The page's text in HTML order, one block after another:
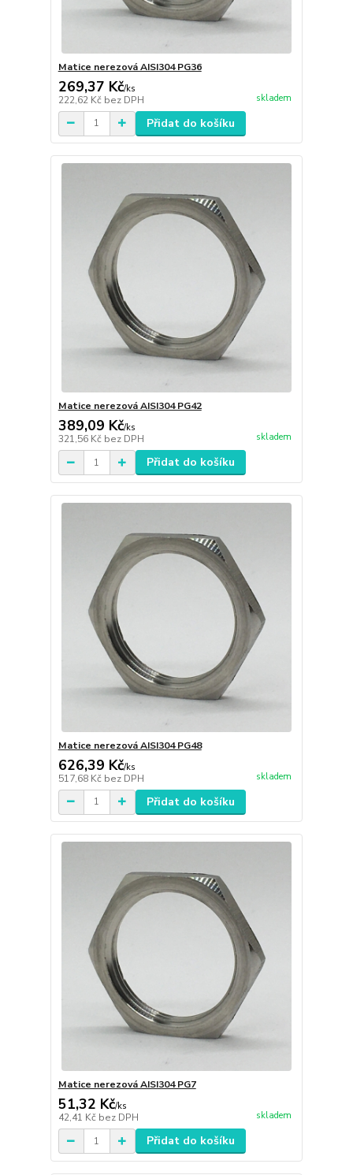
Matice nerezová AISI304 PG36
269,37 Kč/ks
222,62 Kč bez DPH skladem
Přidat do košíku
Matice nerezová AISI304 PG42
389,09 Kč/ks
321,56 Kč bez DPH skladem
Přidat do košíku
Matice nerezová AISI304 PG48
626,39 Kč/ks
517,68 Kč bez DPH skladem
Přidat do košíku
Matice nerezová AISI304 PG7
51,32 Kč/ks
42,41 Kč bez DPH skladem
Přidat do košíku